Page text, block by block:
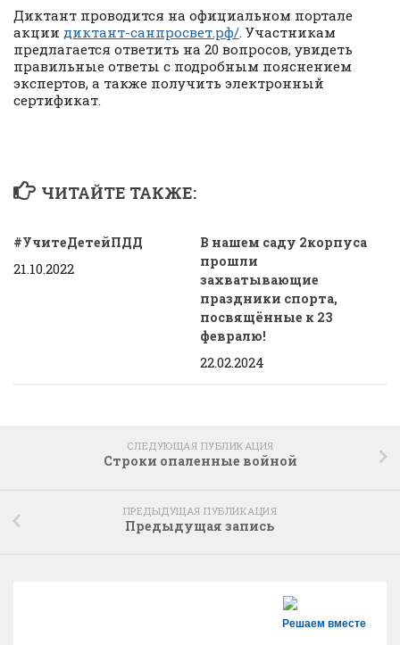
Диктант проводится на официальном портале
акции диктант-санпросвет.рф/. Участникам
предлагается ответить на 20 вопросов, увидеть
правильные ответы с подробным пояснением
экспертов, а также получить электронный
сертификат.
ЧИТАЙТЕ ТАКЖЕ:
#УчитеДетейПДД
21.10.2022
В нашем саду 2корпуса
прошли
захватывающие
праздники спорта,
посвящённые к 23
февралю!
22.02.2024
СЛЕДУЮЩАЯ ПУБЛИКАЦИЯ
Строки опаленные войной
ПРЕДЫДУЩАЯ ПУБЛИКАЦИЯ
Предыдущая запись
Решаем вместе